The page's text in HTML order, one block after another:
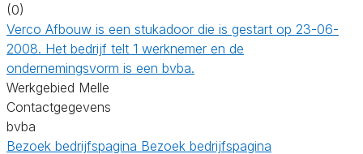
(0)
Verco Afbouw is een stukadoor die is gestart op 23-06-
2008. Het bedrijf telt 1 werknemer en de
ondernemingsvorm is een bvba.
Werkgebied Melle
Contactgegevens
bvba
Bezoek bedrijfspagina Bezoek bedrijfspagina